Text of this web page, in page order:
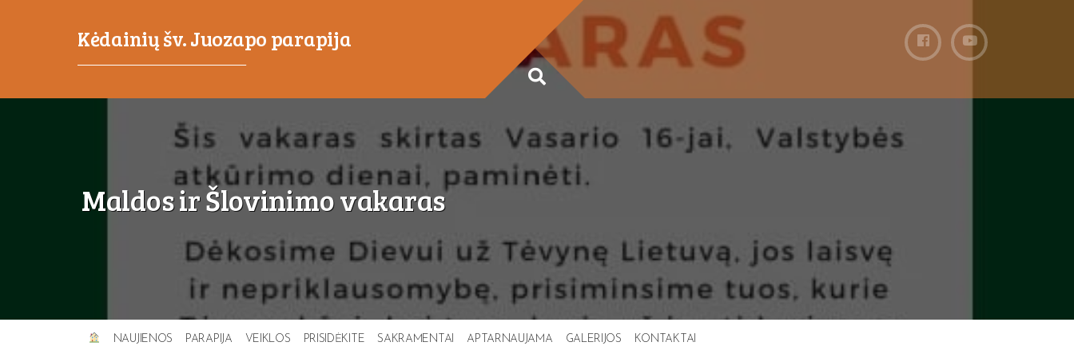
Kėdainių šv. Juozapo parapija
Maldos ir Šlovinimo vakaras
NAUJIENOS PARAPIJA VEIKLOS PRISIDĖKITE SAKRAMENTAI APTARNAUJAMA GALERIJOS KONTAKTAI